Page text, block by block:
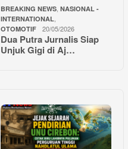
BREAKING NEWS NASIONAL -
INTERNATIONAL
OTOMOTIF 20/05/2026
Dua Putra Jurnalis Siap
Unjuk Gigi di Aj…